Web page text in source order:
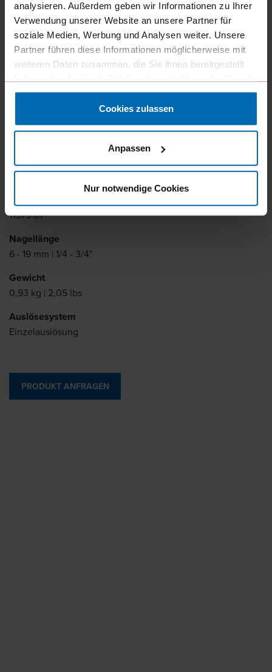
analysieren. Außerdem geben wir Informationen zu Ihrer
Verwendung unserer Website an unsere Partner für
soziale Medien, Werbung und Analysen weiter. Unsere
Partner führen diese Informationen möglicherweise mit
weiteren Daten zusammen, die Sie ihnen bereitgestellt
gesammelt haben.
Cookies zulassen
Anpassen
Nur notwendige Cookies
F1B SJK-19
Einhandverriegelung für schnelles Nachladen. Magazin
zum Laden von unten.
Befestigertyp
BECK SJK
Ähnlich wie
ATRO SJK
11579.01
Nagellänge
6 - 19 mm | 1/4 - 3/4"
Gewicht
0,93 kg | 2,05 lbs
Auslösesystem
Einzelauslösung
PRODUKT ANFRAGEN